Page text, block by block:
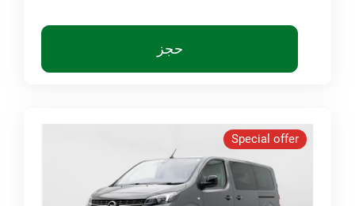
حجز
Special offer